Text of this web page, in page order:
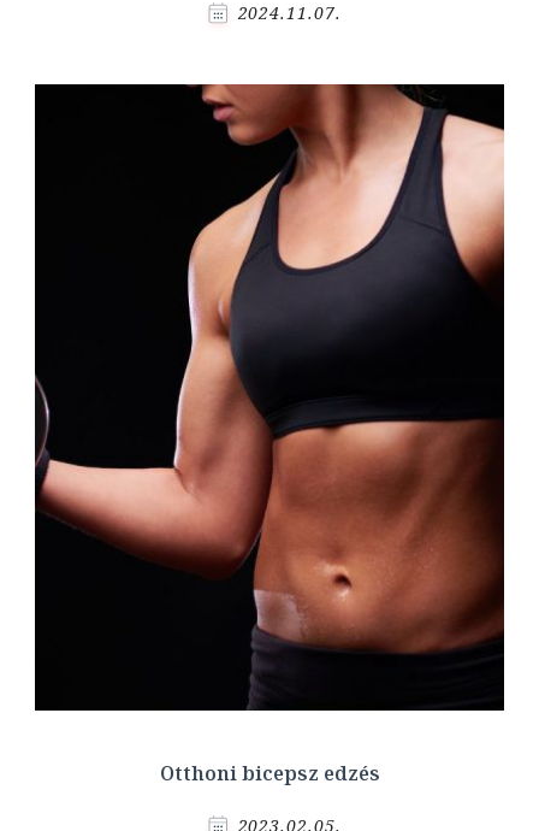
2024.11.07.
Otthoni bicepsz edzés
2023.02.05.